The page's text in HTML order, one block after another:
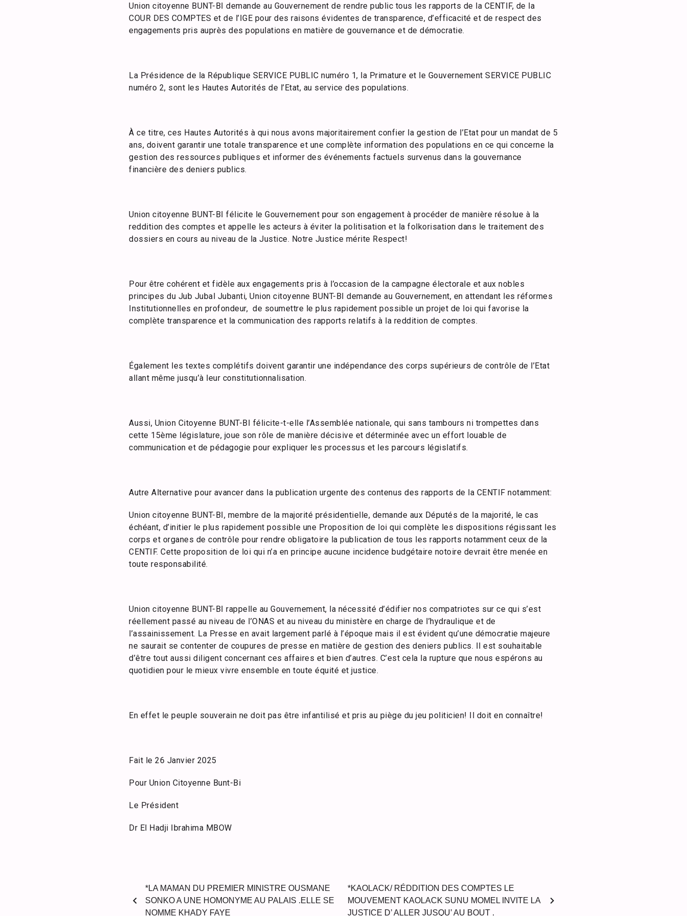
Union citoyenne BUNT-BI demande au Gouvernement de rendre public tous les rapports de la CENTIF, de la
COUR DES COMPTES et de l’IGE pour des raisons évidentes de transparence, d’efficacité et de respect des
engagements pris auprès des populations en matière de gouvernance et de démocratie.
La Présidence de la République SERVICE PUBLIC numéro 1, la Primature et le Gouvernement SERVICE PUBLIC
numéro 2, sont les Hautes Autorités de l’Etat, au service des populations.
À ce titre, ces Hautes Autorités à qui nous avons majoritairement confier la gestion de l’Etat pour un mandat de 5
ans, doivent garantir une totale transparence et une complète information des populations en ce qui concerne la
gestion des ressources publiques et informer des événements factuels survenus dans la gouvernance
financière des deniers publics.
Union citoyenne BUNT-BI félicite le Gouvernement pour son engagement à procéder de manière résolue à la
reddition des comptes et appelle les acteurs à éviter la politisation et la folkorisation dans le traitement des
dossiers en cours au niveau de la Justice. Notre Justice mérite Respect!
Pour être cohérent et fidèle aux engagements pris à l’occasion de la campagne électorale et aux nobles
principes du Jub Jubal Jubanti, Union citoyenne BUNT-BI demande au Gouvernement, en attendant les réformes
Institutionnelles en profondeur, de soumettre le plus rapidement possible un projet de loi qui favorise la
complète transparence et la communication des rapports relatifs à la reddition de comptes.
Également les textes complétifs doivent garantir une indépendance des corps supérieurs de contrôle de l’Etat
allant même jusqu’à leur constitutionnalisation.
Aussi, Union Citoyenne BUNT-BI félicite-t-elle l’Assemblée nationale, qui sans tambours ni trompettes dans
cette 15ème législature, joue son rôle de manière décisive et déterminée avec un effort louable de
communication et de pédagogie pour expliquer les processus et les parcours législatifs.
Autre Alternative pour avancer dans la publication urgente des contenus des rapports de la CENTIF notamment:
Union citoyenne BUNT-BI, membre de la majorité présidentielle, demande aux Députés de la majorité, le cas
échéant, d’initier le plus rapidement possible une Proposition de loi qui complète les dispositions régissant les
corps et organes de contrôle pour rendre obligatoire la publication de tous les rapports notamment ceux de la
CENTIF. Cette proposition de loi qui n’a en principe aucune incidence budgétaire notoire devrait être menée en
toute responsabilité.
Union citoyenne BUNT-BI rappelle au Gouvernement, la nécessité d’édifier nos compatriotes sur ce qui s’est
réellement passé au niveau de l’ONAS et au niveau du ministère en charge de l’hydraulique et de
l’assainissement. La Presse en avait largement parlé à l’époque mais il est évident qu’une démocratie majeure
ne saurait se contenter de coupures de presse en matière de gestion des deniers publics. Il est souhaitable
d’être tout aussi diligent concernant ces affaires et bien d’autres. C’est cela la rupture que nous espérons au
quotidien pour le mieux vivre ensemble en toute équité et justice.
En effet le peuple souverain ne doit pas être infantilisé et pris au piège du jeu politicien! Il doit en connaître!
Fait le 26 Janvier 2025
Pour Union Citoyenne Bunt-Bi
Le Président
Dr El Hadji Ibrahima MBOW
chevron_left
*LA MAMAN DU PREMIER MINISTRE OUSMANE
SONKO A UNE HOMONYME AU PALAIS .ELLE SE
NOMME KHADY FAYE
*KAOLACK/ RÉDDITION DES COMPTES LE
MOUVEMENT KAOLACK SUNU MOMEL INVITE LA
JUSTICE D’ ALLER JUSQU’ AU BOUT .
chevron_right